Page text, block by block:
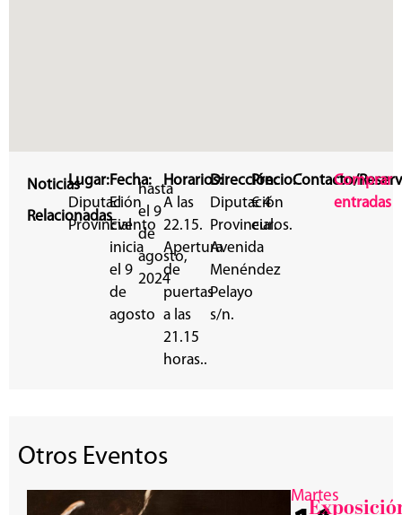
Noticias
Relacionadas
Lugar:
Diputación
Provincial
Fecha:
El
Evento
inicia
el 9
de
agosto
hasta
el 9
de
agosto,
2024
Horarios:
A las
22.15.
Apertura
de
puertas
a las
21.15
horas..
Dirección:
Diputación
Provincial.
Avenida
Menéndez
Pelayo
s/n.
Precio:
€ 4
euros.
Contacto/Comprar
entradas
Otros Eventos
Martes